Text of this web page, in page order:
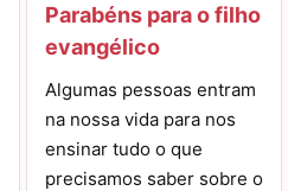
Parabéns para o filho
evangélico
Algumas pessoas entram
na nossa vida para nos
ensinar tudo o que
precisamos saber sobre o